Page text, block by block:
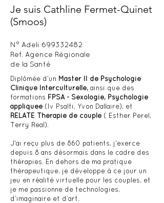
Je suis Cathline Fermet-Quinet
(Smoos)
N° Adeli 699332482
Ref. Agence Régionale
de la Santé
Diplômée d'un Master II de Psychologie
Clinique Interculturelle, ainsi que des
formations FPSA - Sexologie, Psychologie
appliquee (Iv Psalti, Yvon Dallaire), et
RELATE Thérapie de couple ( Esther Perel,
Terry Real).
J'ai reçu plus de 860 patients, j'exerce
depuis 8 ans désormais dans le cadre des
thérapies. En dehors de ma pratique
thérapeutique, je développe à ce jour un
jeu en réalité virtuelle pour les couples, et
je me passionne de technologies,
d’imaginaire et d’art.